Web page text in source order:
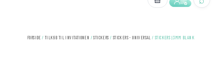
FORSIDE / TILKØB TIL INVITATIONEN /STICKERS / STICKERS - UNIVERSAL / STICKERS | 3MM BLANK